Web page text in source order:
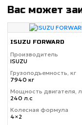
Вас может
ISUZU FORWARD
Производитель
ISUZU
Грузоподъемность, кг
7940 кг
Мощность двигателя,
240 л.с
Колесная формула
4×2